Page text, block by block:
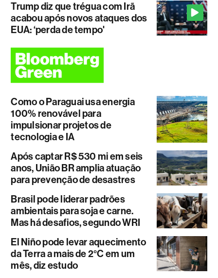
Trump diz que trégua com Irã
acabou após novos ataques dos
EUA: ‘perda de tempo'
Como o Paraguai usa energia
100% renovável para
impulsionar projetos de
tecnologia e IA
Após captar R$ 530 mi em seis
anos, União BR amplia atuação
para prevenção de desastres
Brasil pode liderar padrões
ambientais para soja e carne.
Mas há desafios, segundo WRI
El Niño pode levar aquecimento
da Terra a mais de 2°C em um
mês, diz estudo